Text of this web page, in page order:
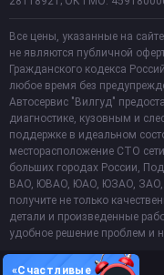
Все цены, указанные на
не являются публичной
Гражданского кодекса
любое время без
Автосервис "Вилгуд"
диагностике, кузовным и
поддержке в идеальном
месторасположение СТО
больших городах России,
ВАО, ЮВАО, ЮАО, ЮЗАО, ЗАО,
получите не только
детали и произведенные
удобное решение проблем и
«Счастливые